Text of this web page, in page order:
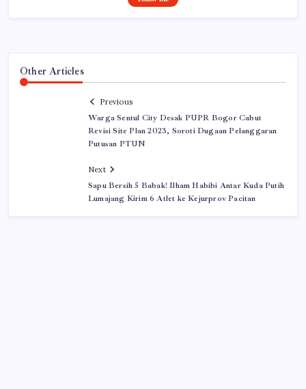
Other Articles
Previous
Warga Sentul City Desak PUPR Bogor Cabut
Revisi Site Plan 2023, Soroti Dugaan Pelanggaran
Putusan PTUN
Next
Sapu Bersih 5 Babak! Ilham Habibi Antar Kuda Putih
Lumajang Kirim 6 Atlet ke Kejurprov Pacitan